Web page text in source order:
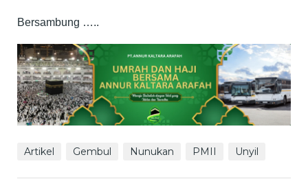
Bersambung …..
Artikel Gembul Nunukan PMII Unyil